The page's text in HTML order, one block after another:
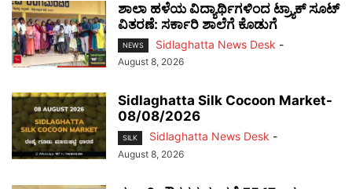
ಶಾಲಾ ಹಳೆಯ ವಿದ್ಯಾರ್ಥಿಗಳಿಂದ ಟ್ರ್ಯಾಕ್‌ ಸೂಟ್
ವಿತರಣೆ: ಸರ್ಕಾರಿ ಶಾಲೆಗೆ ಕೊಡುಗೆ
NEWS Sidlaghatta News Desk -
August 8, 2026
Sidlaghatta Silk Cocoon Market-
08/08/2026
SILK Sidlaghatta News Desk -
August 8, 2026